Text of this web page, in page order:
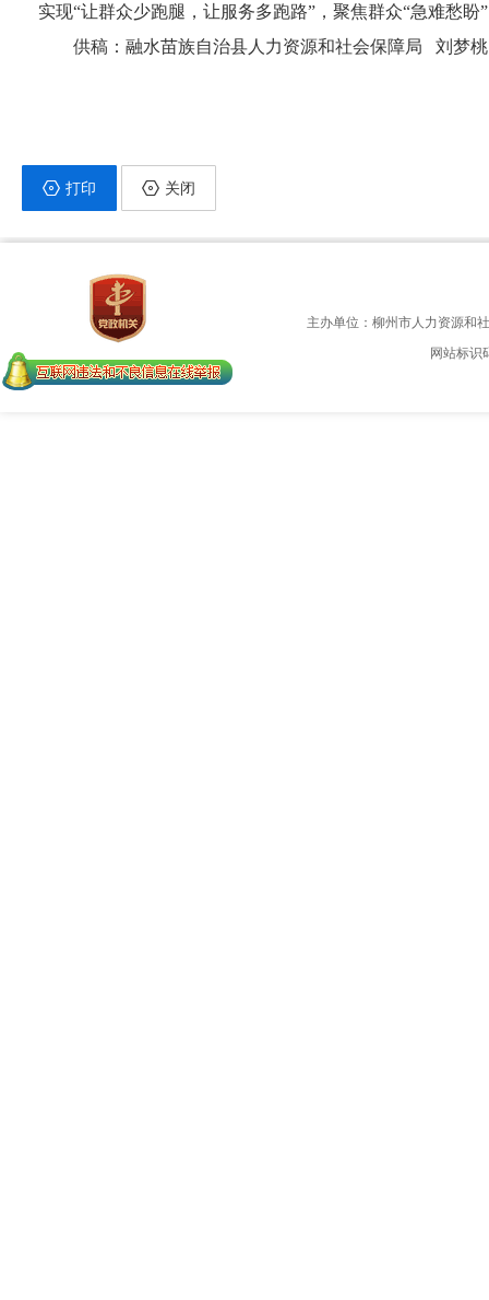
实现“让群众少跑腿，让服务多跑路” ， 聚焦群众“急难愁盼”
供稿：融水苗族自治县人力资源和社会保障局
刘梦桃
打印 关闭
主办单位：柳州市人力资源和
网站标识